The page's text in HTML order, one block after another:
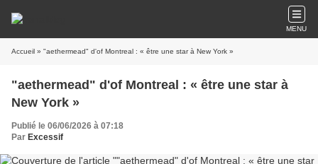
MENU
Accueil » "aethermead" d'of Montreal : « être une star à New York »
"aethermead" d'of Montreal : « être une star à
New York »
Publié le 06/06/2026 à 07:18
Par Excessif